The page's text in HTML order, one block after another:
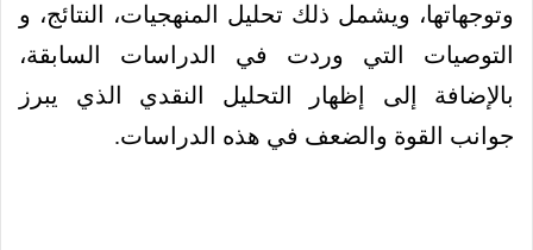
وتوجهاتها، ويشمل ذلك تحليل المنهجيات، النتائج، و
التوصيات التي وردت في الدراسات السابقة،
بالإضافة إلى إظهار التحليل النقدي الذي يبرز
جوانب القوة والضعف في هذه الدراسات.